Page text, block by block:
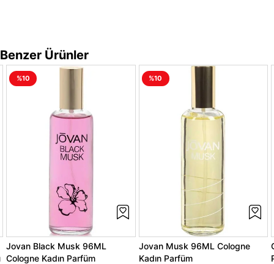
Benzer Ürünler
Jovan Black Musk 96ML
Cologne Kadın Parfüm
%10
Jovan Musk 96ML Cologne
Kadın Parfüm
%10